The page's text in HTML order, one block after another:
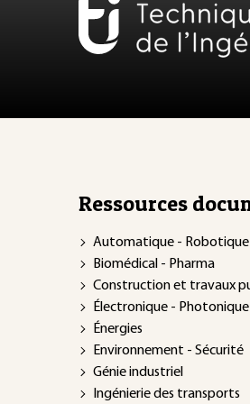
Ressources
Automatique - Robotique
Biomédical - Pharma
Construction et travaux
Électronique - Photonique
Énergies
Environnement - Sécurité
Génie industriel
Ingénierie des transports